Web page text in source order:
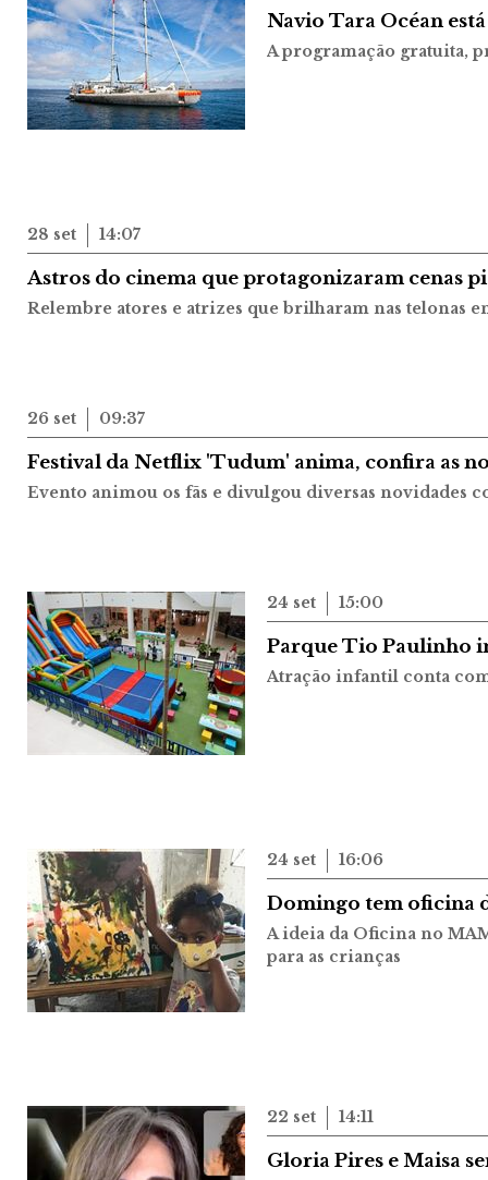
Navio Tara Océan
A programação gratuita,
28 set 14:07
Astros do cinema que protagonizaram cenas
Relembre atores e atrizes que brilharam nas telonas
26 set 09:37
Festival da Netflix 'Tudum' anima, confira as
Evento animou os fãs e divulgou diversas novidades
24 set 15:00
Parque Tio Paulinho
Atração infantil conta
24 set 16:06
Domingo tem oficina
A ideia da Oficina no
para as crianças
22 set 14:11
Gloria Pires e Maisa